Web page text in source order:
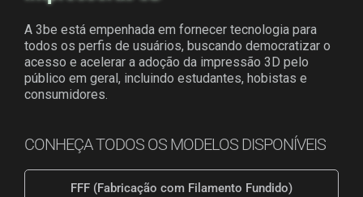
A 3be está empenhada em fornecer tecnologia para
todos os perfis de usuários, buscando democratizar o
acesso e acelerar a adoção da impressão 3D pelo
público em geral, incluindo estudantes, hobistas e
consumidores.
CONHEÇA TODOS OS MODELOS DISPONÍVEIS
FFF (Fabricação com Filamento Fundido)